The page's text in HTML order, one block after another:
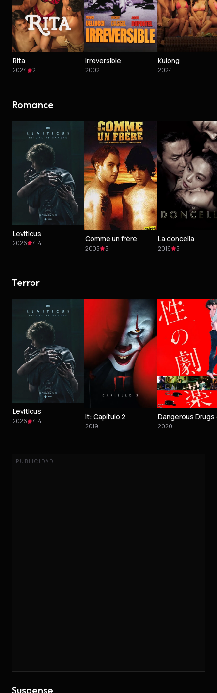
Rita
2024 2
Irreversible
2002
Kulong
2024
Romance
Leviticus
2026 4.4 Comme un frère
2005 5
La doncella
2016 5
Terror
Leviticus
2026 4.4 It: Capítulo 2
2019 2020
PUBLICIDAD
Suspense